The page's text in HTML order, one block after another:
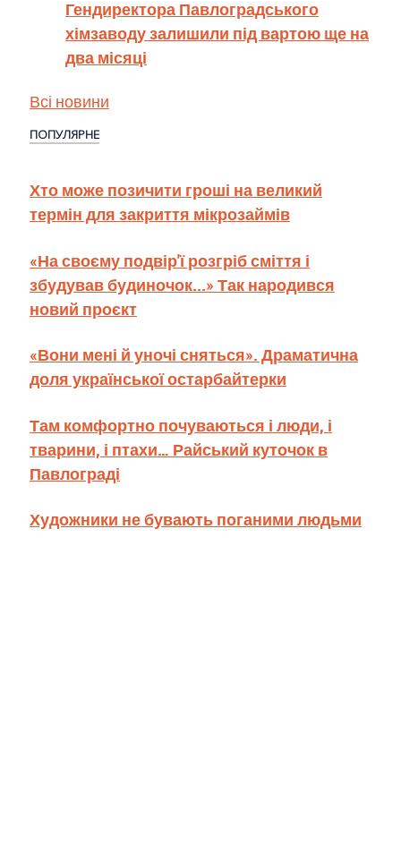
Гендиректора Павлоградського
хімзаводу залишили під вартою ще на
два місяці
Всі новини
ПОПУЛЯРНЕ
Хто може позичити гроші на великий
термін для закриття мікрозаймів
«На своєму подвір'ї розгріб сміття і
збудував будиночок...» Так народився
новий проєкт
«Вони мені й уночі сняться». Драматична
доля української остарбайтерки
Там комфортно почуваються і люди, і
тварини, і птахи… Райський куточок в
Павлограді
Художники не бувають поганими людьми